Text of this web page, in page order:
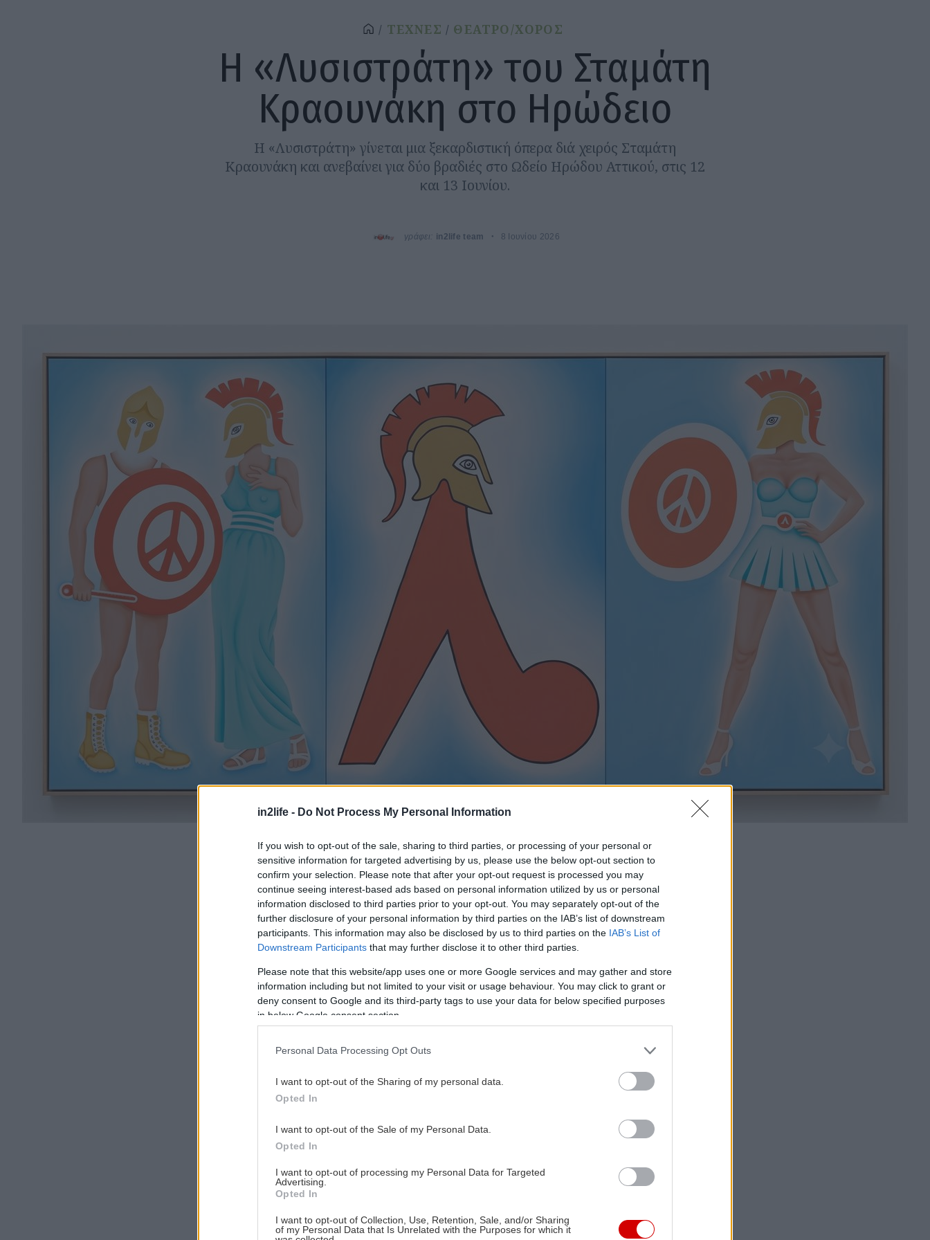
in2life - Do Not Process My Personal Information
If you wish to opt-out of the sale, sharing to third parties, or processing of your personal or
sensitive information for targeted advertising by us, please use the below opt-out section to
confirm your selection. Please note that after your opt-out request is processed you may
continue seeing interest-based ads based on personal information utilized by us or personal
information disclosed to third parties prior to your opt-out. You may separately opt-out of the
further disclosure of your personal information by third parties on the IAB’s list of downstream
participants. This information may also be disclosed by us to third parties on the IAB’s List of
Downstream Participants that may further disclose it to other third parties.
Please note that this website/app uses one or more Google services and may gather and store
information including but not limited to your visit or usage behaviour. You may click to grant or
deny consent to Google and its third-party tags to use your data for below specified purposes
in below Google consent section.
Personal Data Processing Opt Outs
I want to opt-out of the Sharing of my personal data.
Opted In
I want to opt-out of the Sale of my Personal Data.
Opted In
I want to opt-out of processing my Personal Data for Targeted
Advertising.
Opted In
I want to opt-out of Collection, Use, Retention, Sale, and/or Sharing
of my Personal Data that Is Unrelated with the Purposes for which it
ΤΕΧΝΕΣ ΘΕΑΤΡΟ/ΧΟΡΟΣ
Η «Λυσιστράτη» του Σταμάτη
Κραουνάκη στο Ηρώδειο
Η «Λυσιστράτη» γίνεται μια ξεκαρδιστική όπερα διά χειρός Σταμάτη
Κραουνάκη και ανεβαίνει για δύο βραδιές στο Ωδείο Ηρώδου Αττικού, στις 12
και 13 Ιουνίου.
γράφει: in2life team 8 Ιουνίου 2026